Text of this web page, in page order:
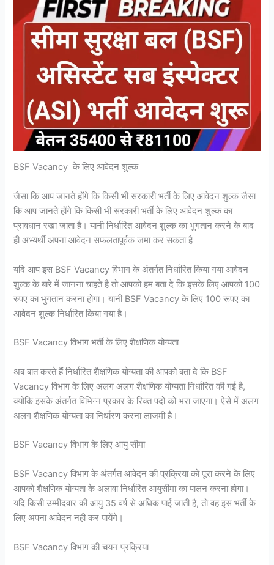
BSF Vacancy के लिए आवेदन शुल्क
जैसा कि आप जानते होंगे कि किसी भी सरकारी भर्ती के लिए आवेदन शुल्क जैसा
कि आप जानते होंगे कि किसी भी सरकारी भर्ती के लिए आवेदन शुल्क का
प्रावधान रखा जाता है। यानी निर्धारित आवेदन शुल्क का भुगतान करने के बाद
ही अभ्यर्थी अपना आवेदन सफलतापूर्वक जमा कर सकता है
यदि आप इस BSF Vacancy विभाग के अंतर्गत निर्धारित किया गया आवेदन
शुल्क के बारे में जानना चाहते है तो आपको हम बता दे कि इसके लिए आपको 100
रुपए का भुगतान करना होगा। यानी BSF Vacancy के लिए 100 रूपए का
आवेदन शुल्क निर्धारित किया गया है।
BSF Vacancy विभाग भर्ती के लिए शैक्षणिक योग्यता
अब बात करते हैं निर्धारित शैक्षणिक योग्यता की आपको बता दे कि BSF
Vacancy विभाग के लिए अलग अलग शैक्षणिक योग्यता निर्धारित की गई है,
क्योंकि इसके अंतर्गत विभिन्न प्रकार के रिक्त पदो को भरा जाएगा। ऐसे में अलग
अलग शैक्षणिक योग्यता का निर्धारण करना लाजमी है।
BSF Vacancy विभाग के लिए आयु सीमा
BSF Vacancy विभाग के अंतर्गत आवेदन की प्रक्रिया को पूरा करने के लिए
आपको शैक्षणिक योग्यता के अलावा निर्धारित आयुसीमा का पालन करना होगा।
यदि किसी उम्मीदवार की आयु 35 वर्ष से अधिक पाई जाती है, तो वह इस भर्ती के
लिए अपना आवेदन नही कर पायेंगे।
BSF Vacancy विभाग की चयन प्रक्रिया